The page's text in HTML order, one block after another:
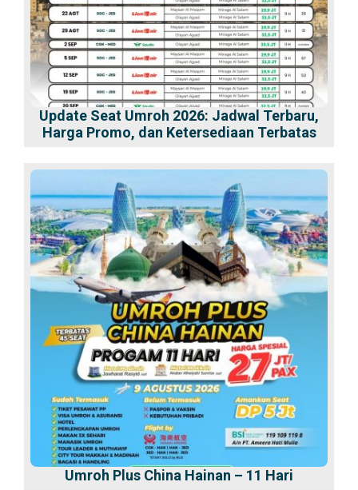
Update Seat Umroh 2026: Jadwal Terbaru,
Harga Promo, dan Ketersediaan Terbatas
Umroh Plus China Hainan – 11 Hari